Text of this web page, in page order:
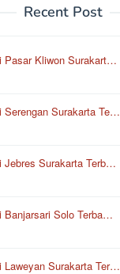
Recent Post
Pasar Kliwon Surakart…
Serengan Surakarta Te…
Jebres Surakarta Terb…
Banjarsari Solo Terba…
Laweyan Surakarta Ter…